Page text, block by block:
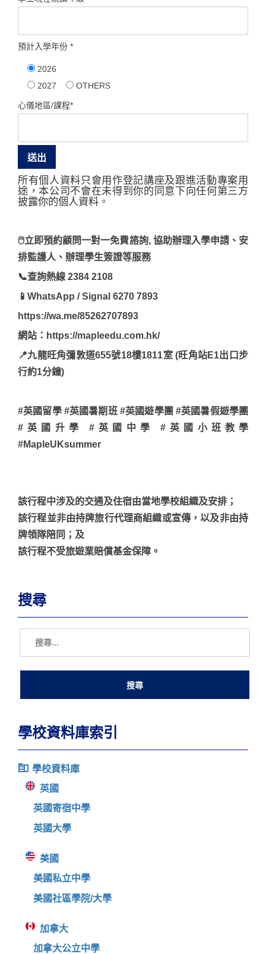
預計入學年份 *
2026
2027
OTHERS
心儀地區/課程*
所有個人資料只會用作登記講座及跟進活動專案用
途，本公司不會在未得到你的同意下向任何第三方
披露你的個人資料。
🖱立即預約顧問一對一免費諮詢, 協助辦理入學申請、安
排監護人、辦理學生簽證等服務
📞查詢熱線 2384 2108
📱WhatsApp / Signal 6270 7893
https://wa.me/85262707893
網站：https://mapleedu.com.hk/
📍九龍旺角彌敦道655號18樓1811室 (旺角站E1出口步
行約1分鐘)
#英國留學 #英國暑期班 #英國遊學團 #英國暑假遊學團
#英國升學 #英國中學 #英國小班教學
#MapleUKsummer
該行程中涉及的交通及住宿由當地學校組織及安排；
該行程並非由持牌旅行代理商組織或宣傳，以及非由持
牌領隊陪同；及
該行程不受旅遊業賠償基金保障。
搜尋
學校資料庫索引
學校資料庫
英國
英國寄宿中學
英國大學
美國
美國私立中學
美國社區學院/大學
加拿大
加拿大公立中學